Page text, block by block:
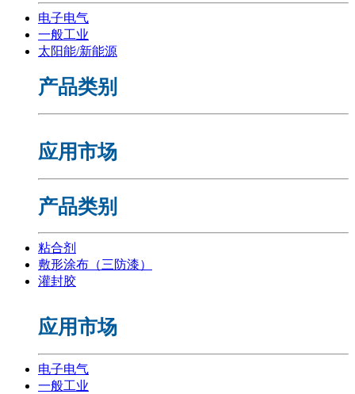
电子电气
一般工业
太阳能/新能源
产品类别
应用市场
产品类别
粘合剂
敷形涂布（三防漆）
灌封胶
应用市场
电子电气
一般工业